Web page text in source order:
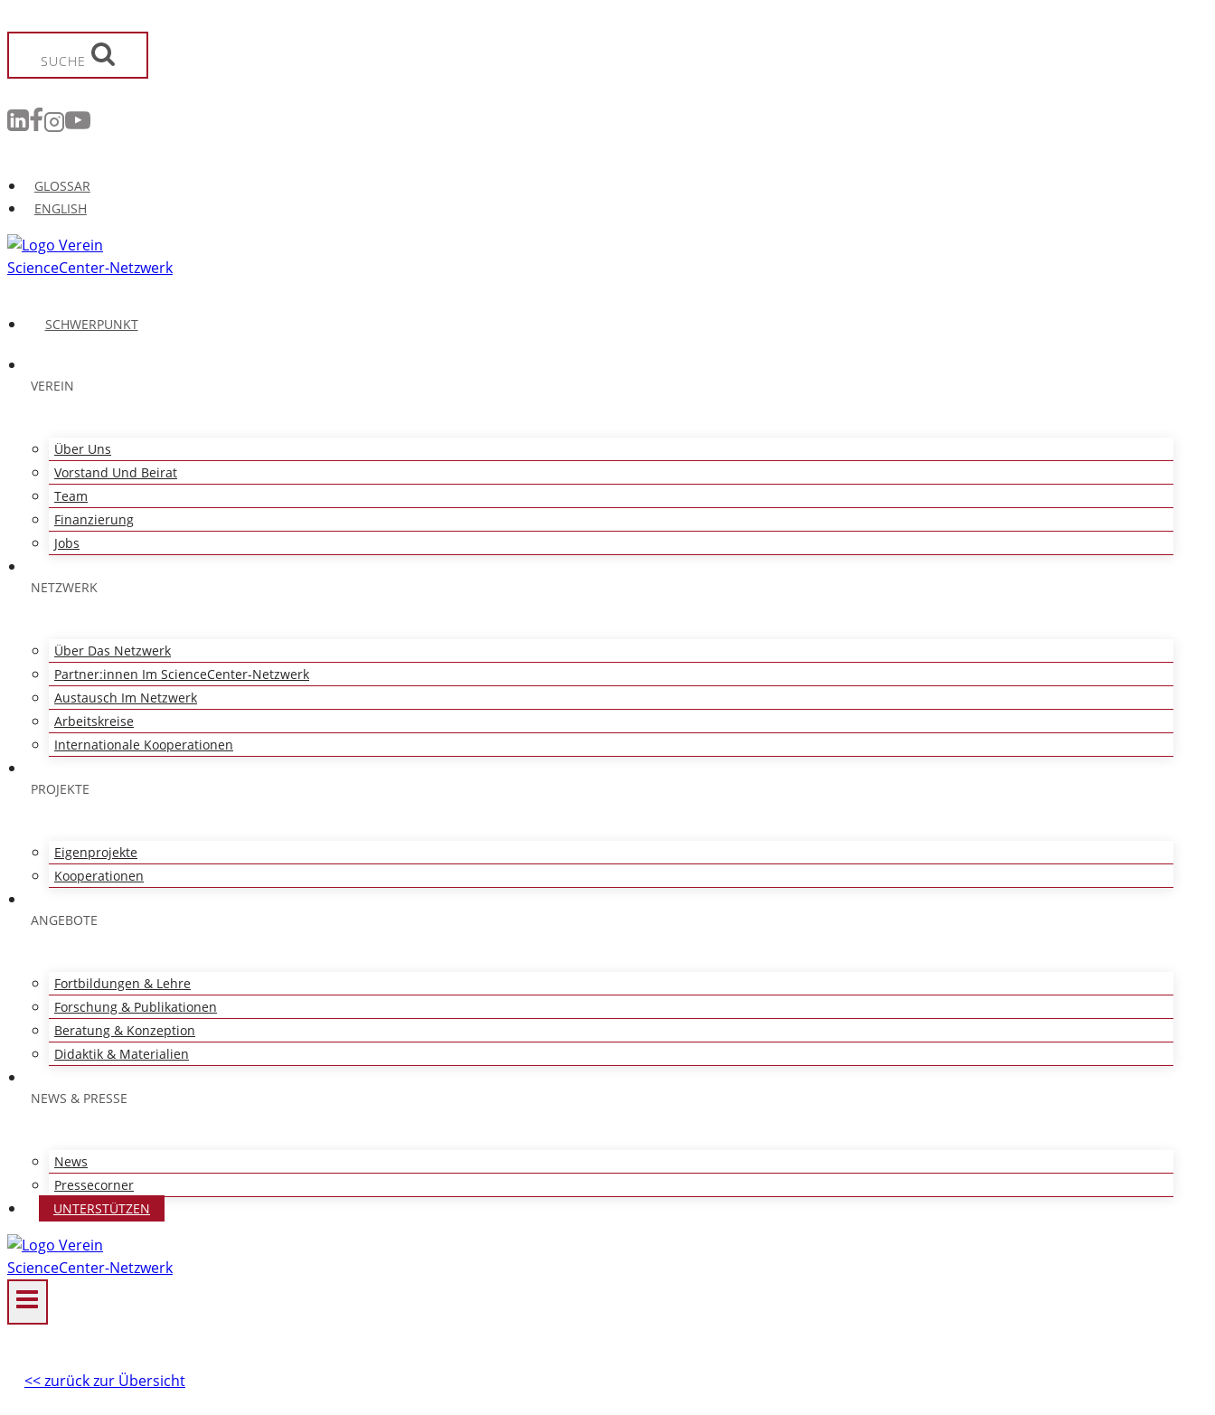
Inhalt
springen
SUCHE
GLOSSAR
ENGLISH
SCHWERPUNKT
VEREIN
Über Uns
Vorstand Und Beirat
Team
Finanzierung
Jobs
NETZWERK
Über Das Netzwerk
Partner:innen Im ScienceCenter-Netzwerk
Austausch Im Netzwerk
Arbeitskreise
Internationale Kooperationen
PROJEKTE
Eigenprojekte
Kooperationen
ANGEBOTE
Fortbildungen & Lehre
Forschung & Publikationen
Beratung & Konzeption
Didaktik & Materialien
NEWS & PRESSE
News
Pressecorner
UNTERSTÜTZEN
<< zurück zur Übersicht